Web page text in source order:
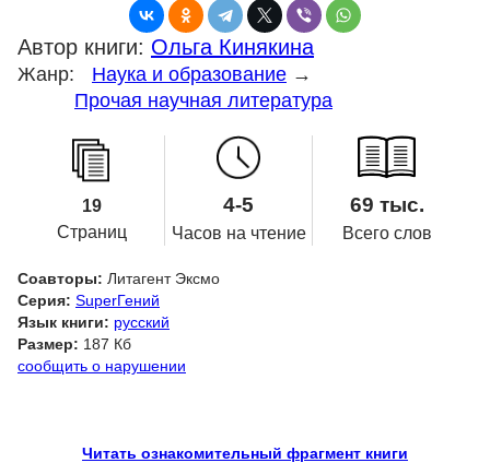
Автор книги: Ольга Кинякина
Жанр: Наука и образование →
Прочая научная литература
19
Страниц
4-5
Часов на чтение
69 тыс.
Всего слов
Соавторы: Литагент Эксмо
Серия: SuperГений
Язык книги: русский
Размер: 187 Кб
сообщить о нарушении
Читать ознакомительный фрагмент книги